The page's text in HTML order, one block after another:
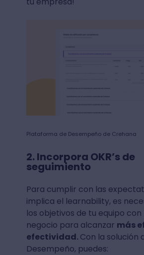
Plataforma de Desempeño de Crehana
2. Incorpora OKR’s de
seguimiento
Para cumplir con las
implica el learnability, es
los objetivos de tu equipo con
negocio para alcanzar más
efectividad.Con la solución
Desempeño, puedes: